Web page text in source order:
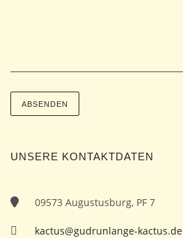
UNSERE KONTAKTDATEN
09573 Augustusburg, PF 7
kactus@gudrunlange-kactus.de